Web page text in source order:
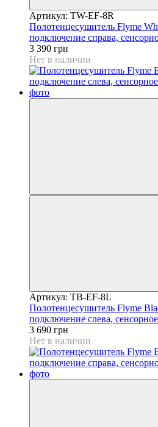
Артикул: TW-EF-8R
Полотенцесушитель Flyme
подключение справа,
3 390 грн
Нет в наличии
Артикул: TB-EF-8L
Полотенцесушитель Flyme
подключение слева,
3 690 грн
Нет в наличии